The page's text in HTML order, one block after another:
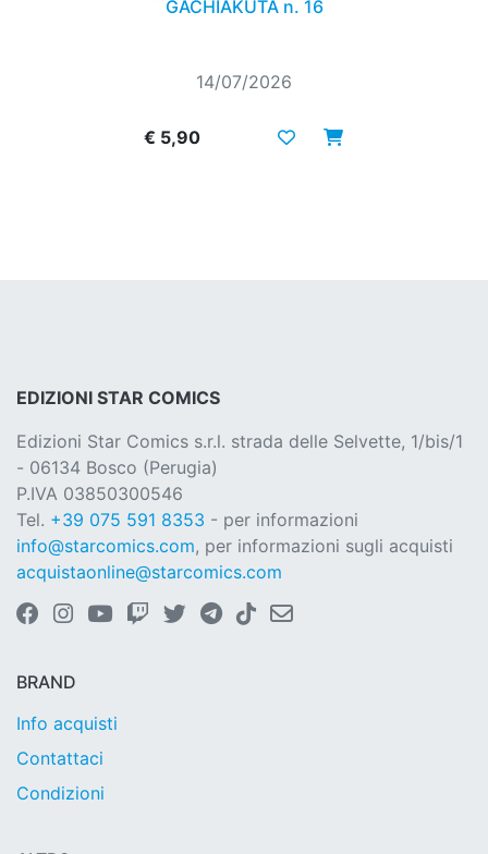
GACHIAKUTA n. 16
14/07/2026
€ 5,90
EDIZIONI STAR COMICS
Edizioni Star Comics s.r.l. strada delle Selvette, 1/bis/1
- 06134 Bosco (Perugia)
P.IVA 03850300546
Tel. +39 075 591 8353 - per informazioni
info@starcomics.com, per informazioni sugli acquisti
acquistaonline@starcomics.com
BRAND
Info acquisti
Contattaci
Condizioni